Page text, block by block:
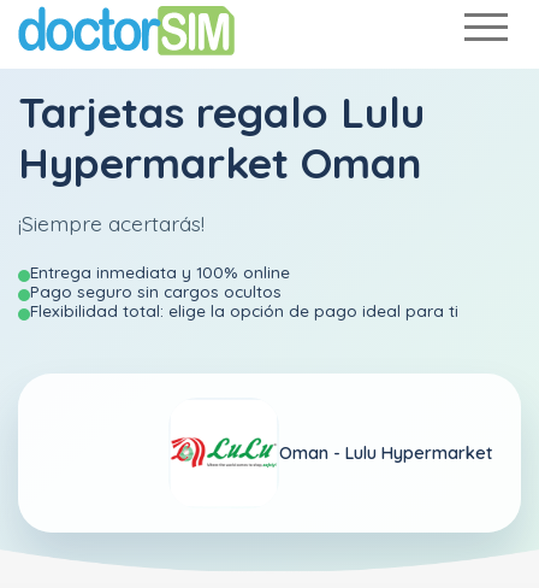
Tarjetas regalo Lulu
Hypermarket Oman
¡Siempre acertarás!
Entrega inmediata y 100% online
Pago seguro sin cargos ocultos
Flexibilidad total: elige la opción de pago ideal para ti
Oman - Lulu Hypermarket